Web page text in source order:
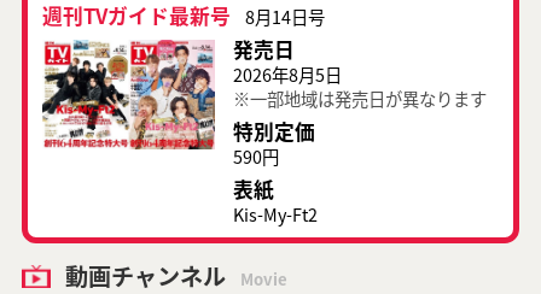
週刊TVガイド最新号 8月14日号
発売日
2026年8月5日
※一部地域は発売日が異なります
特別定価
590円
表紙
Kis-My-Ft2
動画チャンネル Movie